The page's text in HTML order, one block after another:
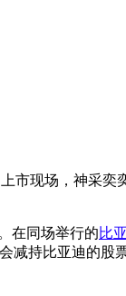
市现场，神采奕
在同场举行的比
减持比亚迪的股